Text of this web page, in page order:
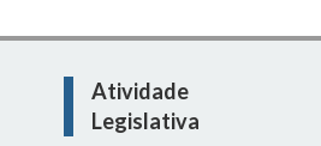
Atividade
Legislativa